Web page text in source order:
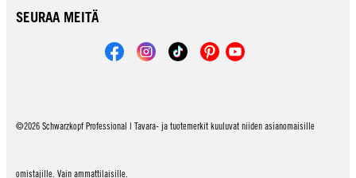
SEURAA MEITÄ
©2026 Schwarzkopf Professional | Tavara- ja tuotemerkit kuuluvat niiden asianomaisille
omistajille. Vain ammattilaisille.